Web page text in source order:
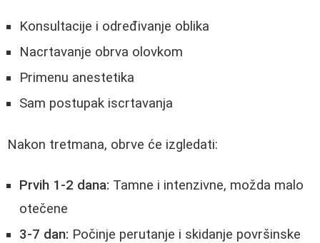
Konsultacije i određivanje oblika
Nacrtavanje obrva olovkom
Primenu anestetika
Sam postupak iscrtavanja
Nakon tretmana, obrve će izgledati:
Prvih 1-2 dana: Tamne i intenzivne, možda malo
otečene
3-7 dan: Počinje perutanje i skidanje površinske